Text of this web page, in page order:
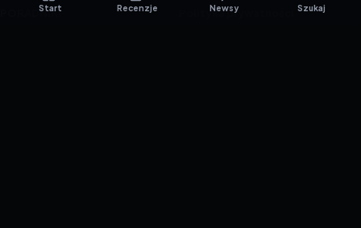
PORADNIKI Polityka prywatności
Start Recenzje Newsy Szukaj